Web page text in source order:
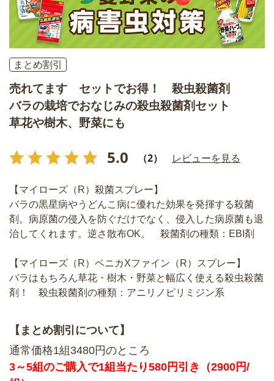
まとめ割引
売れてます セットでお得！ 殺虫殺菌剤
バラの栽培でおなじみの殺虫殺菌剤セット
草花や樹木、野菜にも
5.0 （2） レビューを見る
【マイローズ（R）殺菌スプレー】
バラの黒星病やうどんこ病に優れた効果を発揮する殺菌
剤。病原菌の侵入を防ぐだけでなく、侵入した病原菌も退
治してくれます。逆さ散布OK。 殺菌剤の種類：EBI剤
【マイローズ（R）ベニカXファイン（R）スプレー】
バラはもちろん草花・樹木・野菜と幅広く使える殺虫殺菌
剤！ 殺虫殺菌剤の種類：アニリノピリミジン系
【まとめ割引について】
通常価格1組3480円のところ
3～5組のご購入で1組当たり580円引き（2900円/